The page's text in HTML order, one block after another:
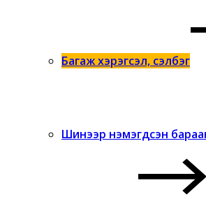
Багаж хэрэгсэл, сэлбэг
Шинээр нэмэгдсэн